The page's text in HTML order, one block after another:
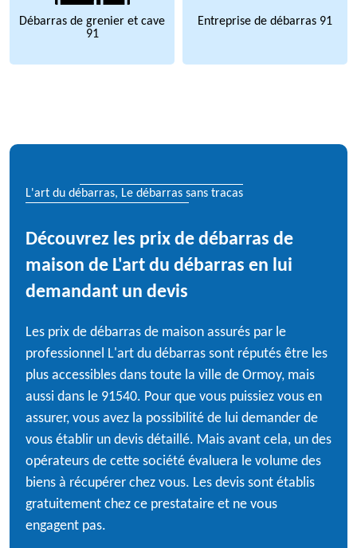
Débarras de grenier et cave
91
Entreprise de débarras 91
L'art du débarras, Le débarras sans tracas
Découvrez les prix de débarras de
maison de L'art du débarras en lui
demandant un devis
Les prix de débarras de maison assurés par le
professionnel L'art du débarras sont réputés être les
plus accessibles dans toute la ville de Ormoy, mais
aussi dans le 91540. Pour que vous puissiez vous en
assurer, vous avez la possibilité de lui demander de
vous établir un devis détaillé. Mais avant cela, un des
opérateurs de cette société évaluera le volume des
biens à récupérer chez vous. Les devis sont établis
gratuitement chez ce prestataire et ne vous
engagent pas.